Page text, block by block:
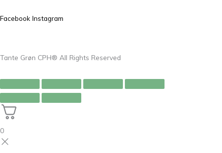
Facebook Instagram
Tante Grøn CPH® All Rights Reserved
0